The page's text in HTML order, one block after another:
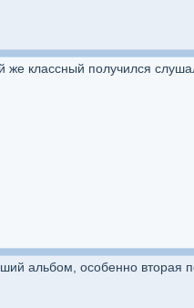
же классный получился
альбом, особенно вторая